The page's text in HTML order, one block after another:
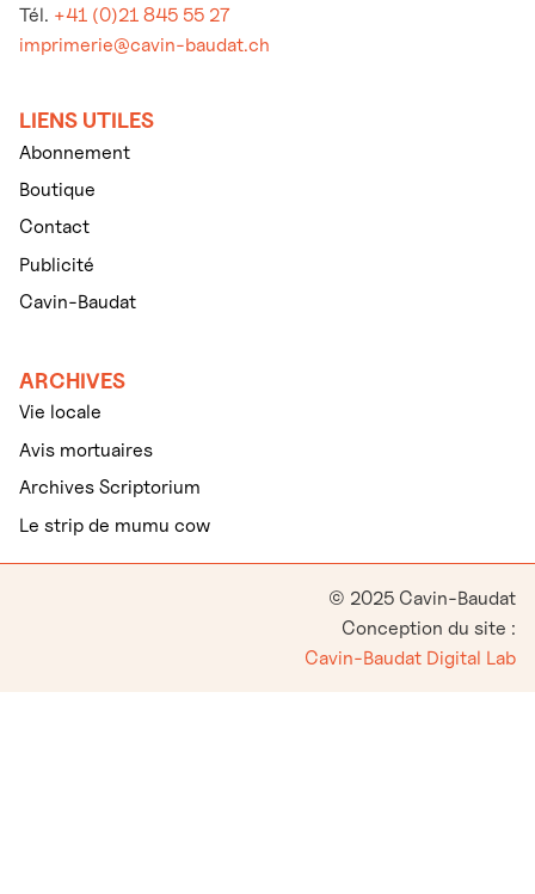
Tél. +41 (0)21 845 55 27
imprimerie@cavin-baudat.ch
LIENS UTILES
Abonnement
Boutique
Contact
Publicité
Cavin-Baudat
ARCHIVES
Vie locale
Avis mortuaires
Archives Scriptorium
Le strip de mumu cow
© 2025 Cavin-Baudat
Conception du site :
Cavin-Baudat Digital Lab